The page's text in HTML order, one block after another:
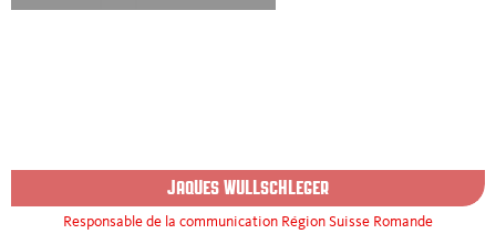
JAQUES WULLSCHLEGER
Responsable de la communication Région Suisse Romande